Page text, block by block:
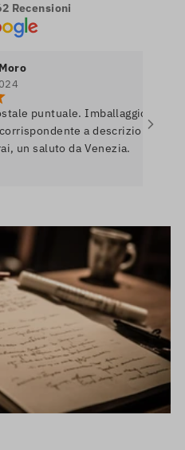
Recensioni
puntuale. Imballaggio
a descrizione.
saluto da Venezia.